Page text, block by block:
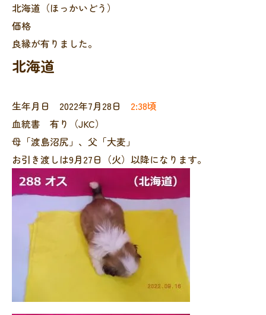
北海道（ほっかいどう）
価格
良縁が有りました。
北海道
生年月日 2022年7月28日 2:38頃
血統書 有り（JKC）
母「渡島沼尻」、父「大麦」
お引き渡しは9月27日（火）以降になります。